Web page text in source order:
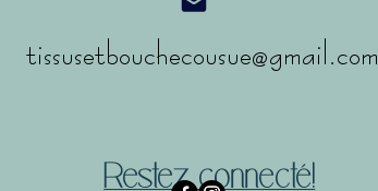
tissusetbouchecousue@gmail.com
Restez connecté!